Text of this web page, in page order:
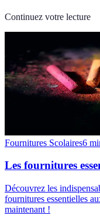
Continuez votre lecture
Fournitures Scolaires6
Les fournitures
Découvrez les
fournitures essentielles
maintenant !